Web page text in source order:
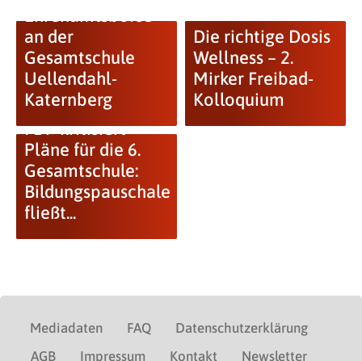
Ehrenamtsbörse
an der
Gesamtschule
Uellendahl-
Katernberg
Die richtige Dosis
Wellness – 2.
Mirker Freibad-
Kolloquium
FDP kritisiert
Pläne für die 6.
Gesamtschule:
Bildungspauschale
fließt...
Mediadaten FAQ
Datenschutzerklärung
AGB
Impressum Kontakt Newsletter